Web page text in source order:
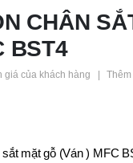
CHÂN
BST4
giá của khách hàng |
sắt mặt gỗ (Ván ) MFC